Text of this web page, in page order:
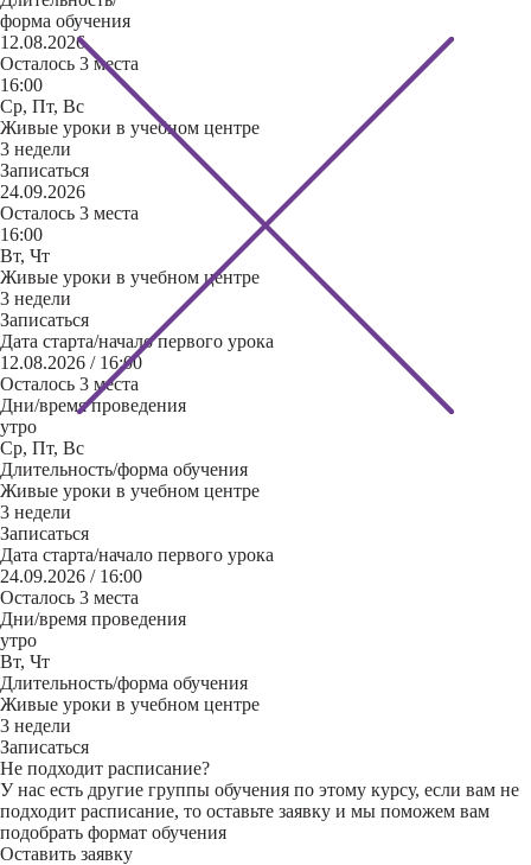
форма обучения
12.08.2026
Осталось 3 места
16:00
Ср, Пт, Вс
Живые уроки в учебном центре
3 недели
Записаться
24.09.2026
Осталось 3 места
16:00
Вт, Чт
Живые уроки в учебном центре
3 недели
Записаться
Дата старта/начало первого урока
12.08.2026 / 16:00
Осталось 3 места
Дни/время проведения
утро
Ср, Пт, Вс
Длительность/форма обучения
Живые уроки в учебном центре
3 недели
Записаться
Дата старта/начало первого урока
24.09.2026 / 16:00
Осталось 3 места
Дни/время проведения
утро
Вт, Чт
Длительность/форма обучения
Живые уроки в учебном центре
3 недели
Записаться
Не подходит расписание?
У нас есть другие группы обучения по этому курсу, если вам не
подходит расписание, то оставьте заявку и мы поможем вам
подобрать формат обучения
Оставить заявку